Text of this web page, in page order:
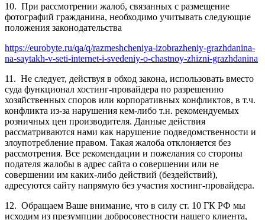
10. При рассмотрении жалоб, связанных с размещение
фотографий гражданина, необходимо учитывать следующие
положения законодательства
https://eurobyte.ru/qa/q/razmeshcheniya-izobrazheniy-grazhdanina-
na-saytakh-v-seti-internet-i-svedeniy-o-chastnoy-zhizni-grazhdanina
11. Не следует, действуя в обход закона, использовать вместо
суда функционал хостинг-провайдера по разрешению
хозяйственных споров или корпоративных конфликтов, в т.ч.
конфликта из-за нарушения кем-либо т.н. рекомендуемых
розничных цен производителя. Данные действия
рассматриваются нами как нарушение подведомственности и
злоупотребление правом. Такая жалоба отклоняется без
рассмотрения. Все рекомендации и пожелания со стороны
подателя жалобы в адрес сайта о совершении или не
совершении им каких-либо действий (бездействий),
адресуются сайту напрямую без участия хостинг-провайдера.
12. Обращаем Ваше внимание, что в силу ст. 10 ГК РФ мы
исходим из презумпции добросовестности нашего клиента,